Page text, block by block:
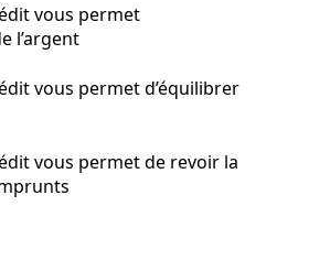
vous permet
l’argent
vous permet d’équilibrer
vous permet de revoir la